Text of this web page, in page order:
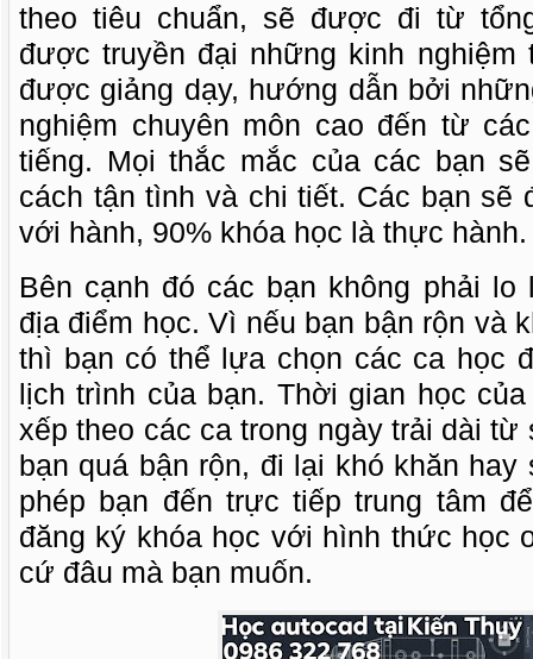
theo tiêu chuẩn, sẽ được đi từ
được truyền đại những kinh nghiệm
được giảng dạy, hướng dẫn bởi
nghiệm chuyên môn cao đến từ
tiếng. Mọi thắc mắc của các bạn
cách tận tình và chi tiết. Các bạn sẽ
với hành, 90% khóa học là thực hành.
Bên cạnh đó các bạn không phải
địa điểm học. Vì nếu bạn bận rộn và
thì bạn có thể lựa chọn các ca học
lịch trình của bạn. Thời gian học
xếp theo các ca trong ngày trải dài từ
bạn quá bận rộn, đi lại khó khăn
phép bạn đến trực tiếp trung tâm
đăng ký khóa học với hình thức học
cứ đâu mà bạn muốn.